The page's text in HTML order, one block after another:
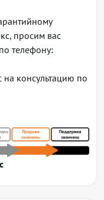
просим вас
телефону:
консультацию по